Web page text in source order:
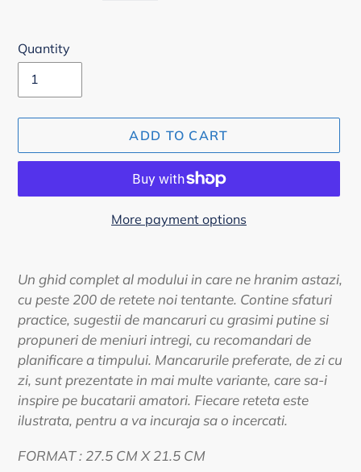
Quantity
ADD TO CART
More payment options
product
to
your
cart
Un ghid complet al modului in care ne hranim astazi,
cu peste 200 de retete noi tentante. Contine sfaturi
practice, sugestii de mancaruri cu grasimi putine si
propuneri de meniuri intregi, cu recomandari de
planificare a timpului. Mancarurile preferate, de zi cu
zi, sunt prezentate in mai multe variante, care sa-i
inspire pe bucatarii amatori. Fiecare reteta este
ilustrata, pentru a va incuraja sa o incercati.
FORMAT : 27.5 CM X 21.5 CM